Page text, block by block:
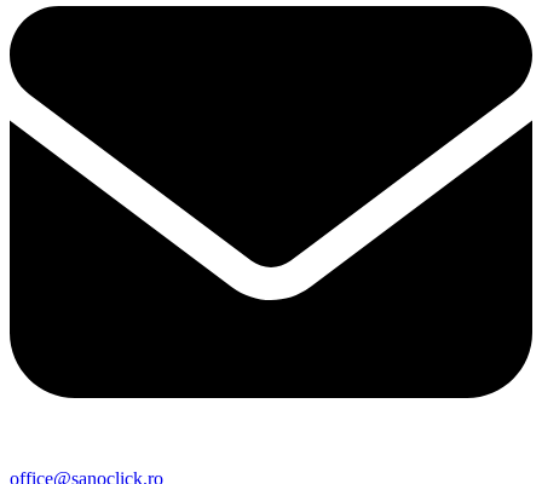
office@sanoclick.ro